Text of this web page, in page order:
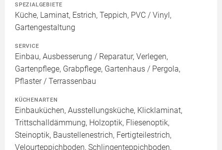
SPEZIALGEBIETE
Küche, Laminat, Estrich, Teppich, PVC / Vinyl,
Gartengestaltung
SERVICE
Einbau, Ausbesserung / Reparatur, Verlegen,
Gartenpflege, Grabpflege, Gartenhaus / Pergola,
Pflaster / Terrassenbau
KÜCHENARTEN
Einbauküchen, Ausstellungsküche, Klicklaminat,
Trittschalldämmung, Holzoptik, Fliesenoptik,
Steinoptik, Baustellenestrich, Fertigteilestrich,
Velourteppichboden, Schlingenteppichboden,